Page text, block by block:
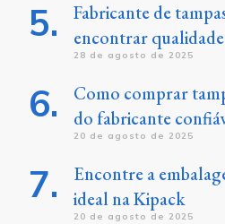
Fabricante de
encontrar
28 de agosto de 2025
Como comprar
do fabricante
20 de agosto de 2025
Encontre a
ideal na Kipack
20 de agosto de 2025